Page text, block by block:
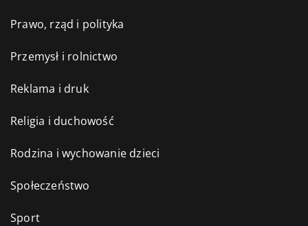
Prawo, rząd i polityka
Przemysł i rolnictwo
Reklama i druk
Religia i duchowość
Rodzina i wychowanie dzieci
Społeczeństwo
Sport